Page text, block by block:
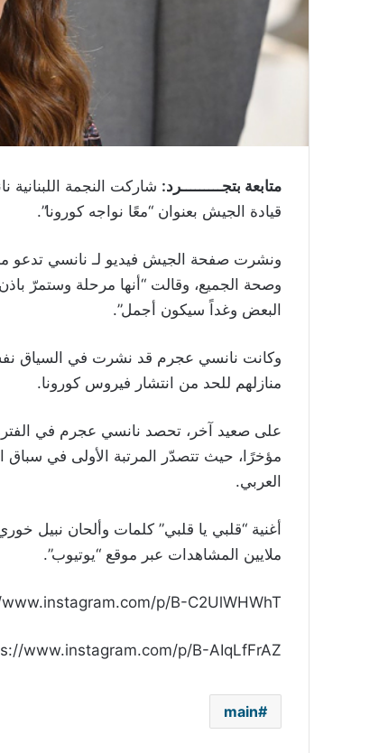
متابعة بتجـــــــــرد: شاركت النجمة اللبنانية
قيادة الجيش بعنوان “معًا نواجه كورونا”.
ونشرت صفحة الجيش فيديو لـ نانسي تدعو
وصحة الجميع، وقالت “أنها مرحلة وستمرّ
البعض وغداً سيكون أجمل”.
وكانت نانسي عجرم قد نشرت في السياق
منازلهم للحد من انتشار فيروس كورونا.
على صعيد آخر، تحصد نانسي عجرم في الفترة
مؤخرًا، حيث تتصدّر المرتبة الأولى في سباق
العربي.
أغنية “قلبي يا قلبي” كلمات وألحان نبيل
ملايين المشاهدات عبر موقع “يوتيوب”.
p/B-C2UlWHWhT/
www.instagram.com/p/B-AIqLfFrAZ/
main